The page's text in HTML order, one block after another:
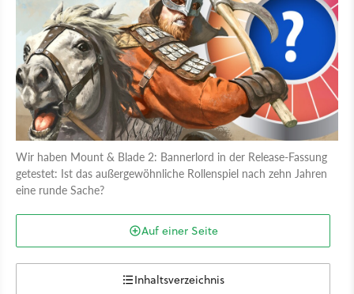
Wir haben Mount & Blade 2: Bannerlord in der Release-Fassung
getestet: Ist das außergewöhnliche Rollenspiel nach zehn Jahren
eine runde Sache?
Auf einer Seite
Inhaltsverzeichnis